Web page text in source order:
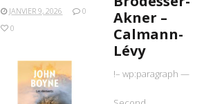
JANVIER 9, 2026
0
0
Akner –
Calmann-
Lévy
!– wp:paragraph —